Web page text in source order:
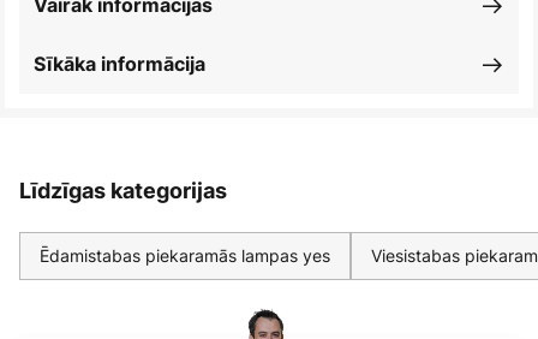
Sīkāka informācija
Vairāk informācijas
Līdzīgas kategorijas
Ēdamistabas piekaramās lampas yes Viesistabas